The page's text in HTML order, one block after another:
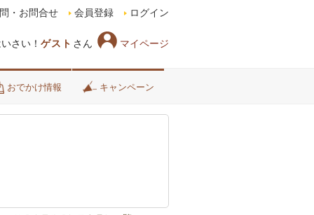
さい！ ゲスト さん マイページ
・お問合せ 会員登録 ログイン
おでかけ情報 キャンペーン